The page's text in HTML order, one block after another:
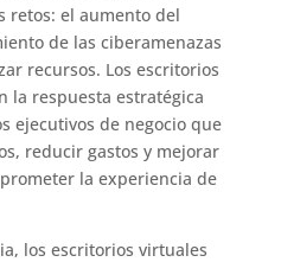
retos: el aumento del
de las ciberamenazas
recursos. Los escritorios
la respuesta estratégica
ejecutivos de negocio que
reducir gastos y mejorar
la experiencia de
los escritorios virtuales